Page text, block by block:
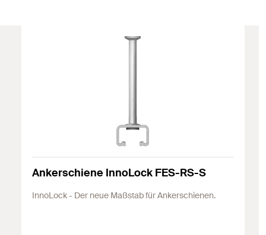
Ankerschiene InnoLock FES-RS-S
InnoLock - Der neue Maßstab für Ankerschienen.